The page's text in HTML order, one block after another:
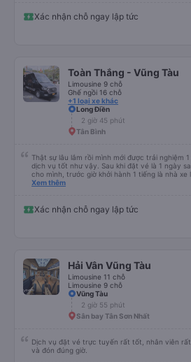
là gì thì mình cũng mong các bác tài luôn cẩn
thân và nhg hành khách trên xe là ok, lần sau
nhà xe, chúc nhà xe luôn làm ăn phát đạt và
Xác nhận chỗ ngay lập tức
Toàn Thắng - Vũng Tàu
Limousine 9 chỗ
Ghế ngồi 16 chỗ
+1 loại xe khác
Long Điền
2 giờ 45 phút
Tân Bình
Thật sự lâu lắm rồi mình mới được trải nghiệm
dịch vụ tốt như vậy. Sau khi đặt vé là 1 ngày
cho mình, trước giờ khởi hành 1 tiếng là nhà xe
cung cấp số đt của bác tài và số xe. Dịch vụ
Xem thêm
Xác nhận chỗ ngay lập tức
Hải Vân Vũng Tàu
Limousine 11 chỗ
Limousine 9 chỗ
Vũng Tàu
2 giờ 55 phút
Sân bay Tân Sơn Nhất
Dịch vụ đặt vé trực tuyến rất tốt, nhân viên rất
và đón đúng giờ.